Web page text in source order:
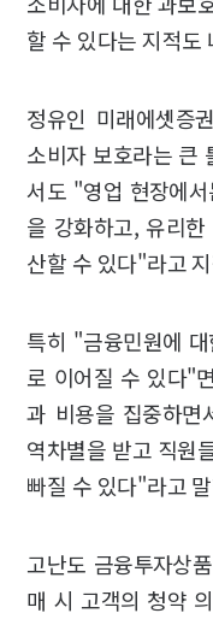
할 수 있다는 지적도
정유인 미래에셋증
소비자 보호라는 큰
서도 "영업 현장에
을 강화하고, 유리
산할 수 있다"라고
특히 "금융민원에
로 이어질 수 있다"
과 비용을 집중하면
역차별을 받고 직원
빠질 수 있다"라고
고난도 금융투자상
매 시 고객의 청약